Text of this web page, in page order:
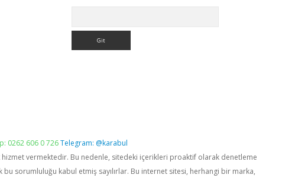
0262 606 0 726Telegram: @karabul
hizmet vermektedir. Bu nedenle, sitedeki içerikleri proaktif olarak denetleme
sorumluluğu kabul etmiş sayılırlar. Bu internet sitesi, herhangi bir marka,